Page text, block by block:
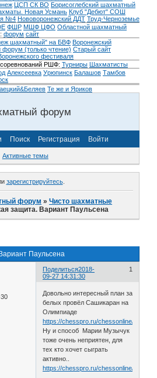
ЦСП СК ВО Борисоглебский шахматный
Новая Усмань Клуб "Дебют" СОШ
№4 Нововоронежский ДДТ Труд-Черноземье
ФШР МШФ ЦФО Областной шахматный
форум сайт
шахматный" на БВФ Воронежский
форум (только чтение) Старый сайт
фестиваля
соревнований РШФ: Турниры Шахматисты
Алексеевка Урюпинск Балашов Тамбов
Те же и Яриков
форум
Поиск Регистрация Войти
Активные темы
зарегистрируйтесь.
форум »Чисто шахматные
защита. Вариант Паульсена
Паульсена
Поделиться 1
2018-
09-27 14:31:30
Довольно интересный план за
белых провёл Сашикаран на
Олимпиаде
https://chesspro.ru/chessonline/app2/
Ну и способ Марии Музычук
тоже очень неприятен, для
тех кто хочет сыграть
активно..
https://chesspro.ru/chessonline/app2/